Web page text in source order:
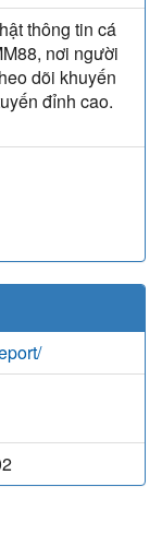
thông tin cá
nơi người
dõi khuyến
đỉnh cao.